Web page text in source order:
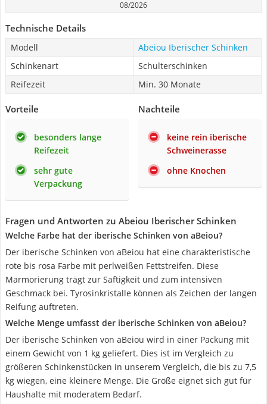
08/2026
Technische Details
Modell
Abeiou Iberischer Schinken
Schinkenart
Schulterschinken
Reifezeit
Min. 30 Monate
Vorteile
besonders lange
Reifezeit
sehr gute
Verpackung
Nachteile
keine rein iberische
Schweinerasse
ohne Knochen
Fragen und Antworten zu Abeiou Iberischer Schinken
Welche Farbe hat der iberische Schinken von aBeiou?
Der iberische Schinken von aBeiou hat eine charakteristische
rote bis rosa Farbe mit perlweißen Fettstreifen. Diese
Marmorierung trägt zur Saftigkeit und zum intensiven
Geschmack bei. Tyrosinkristalle können als Zeichen der langen
Reifung auftreten.
Welche Menge umfasst der iberische Schinken von aBeiou?
Der iberische Schinken von aBeiou wird in einer Packung mit
einem Gewicht von 1 kg geliefert. Dies ist im Vergleich zu
größeren Schinkenstücken in unserem Vergleich, die bis zu 7,5
kg wiegen, eine kleinere Menge. Die Größe eignet sich gut für
Haushalte mit moderatem Bedarf.